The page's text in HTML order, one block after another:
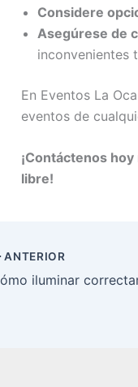
Considere
Asegúrese de
inconvenientes
En Eventos La
eventos de
¡Contáctenos
libre!
ANTERIOR